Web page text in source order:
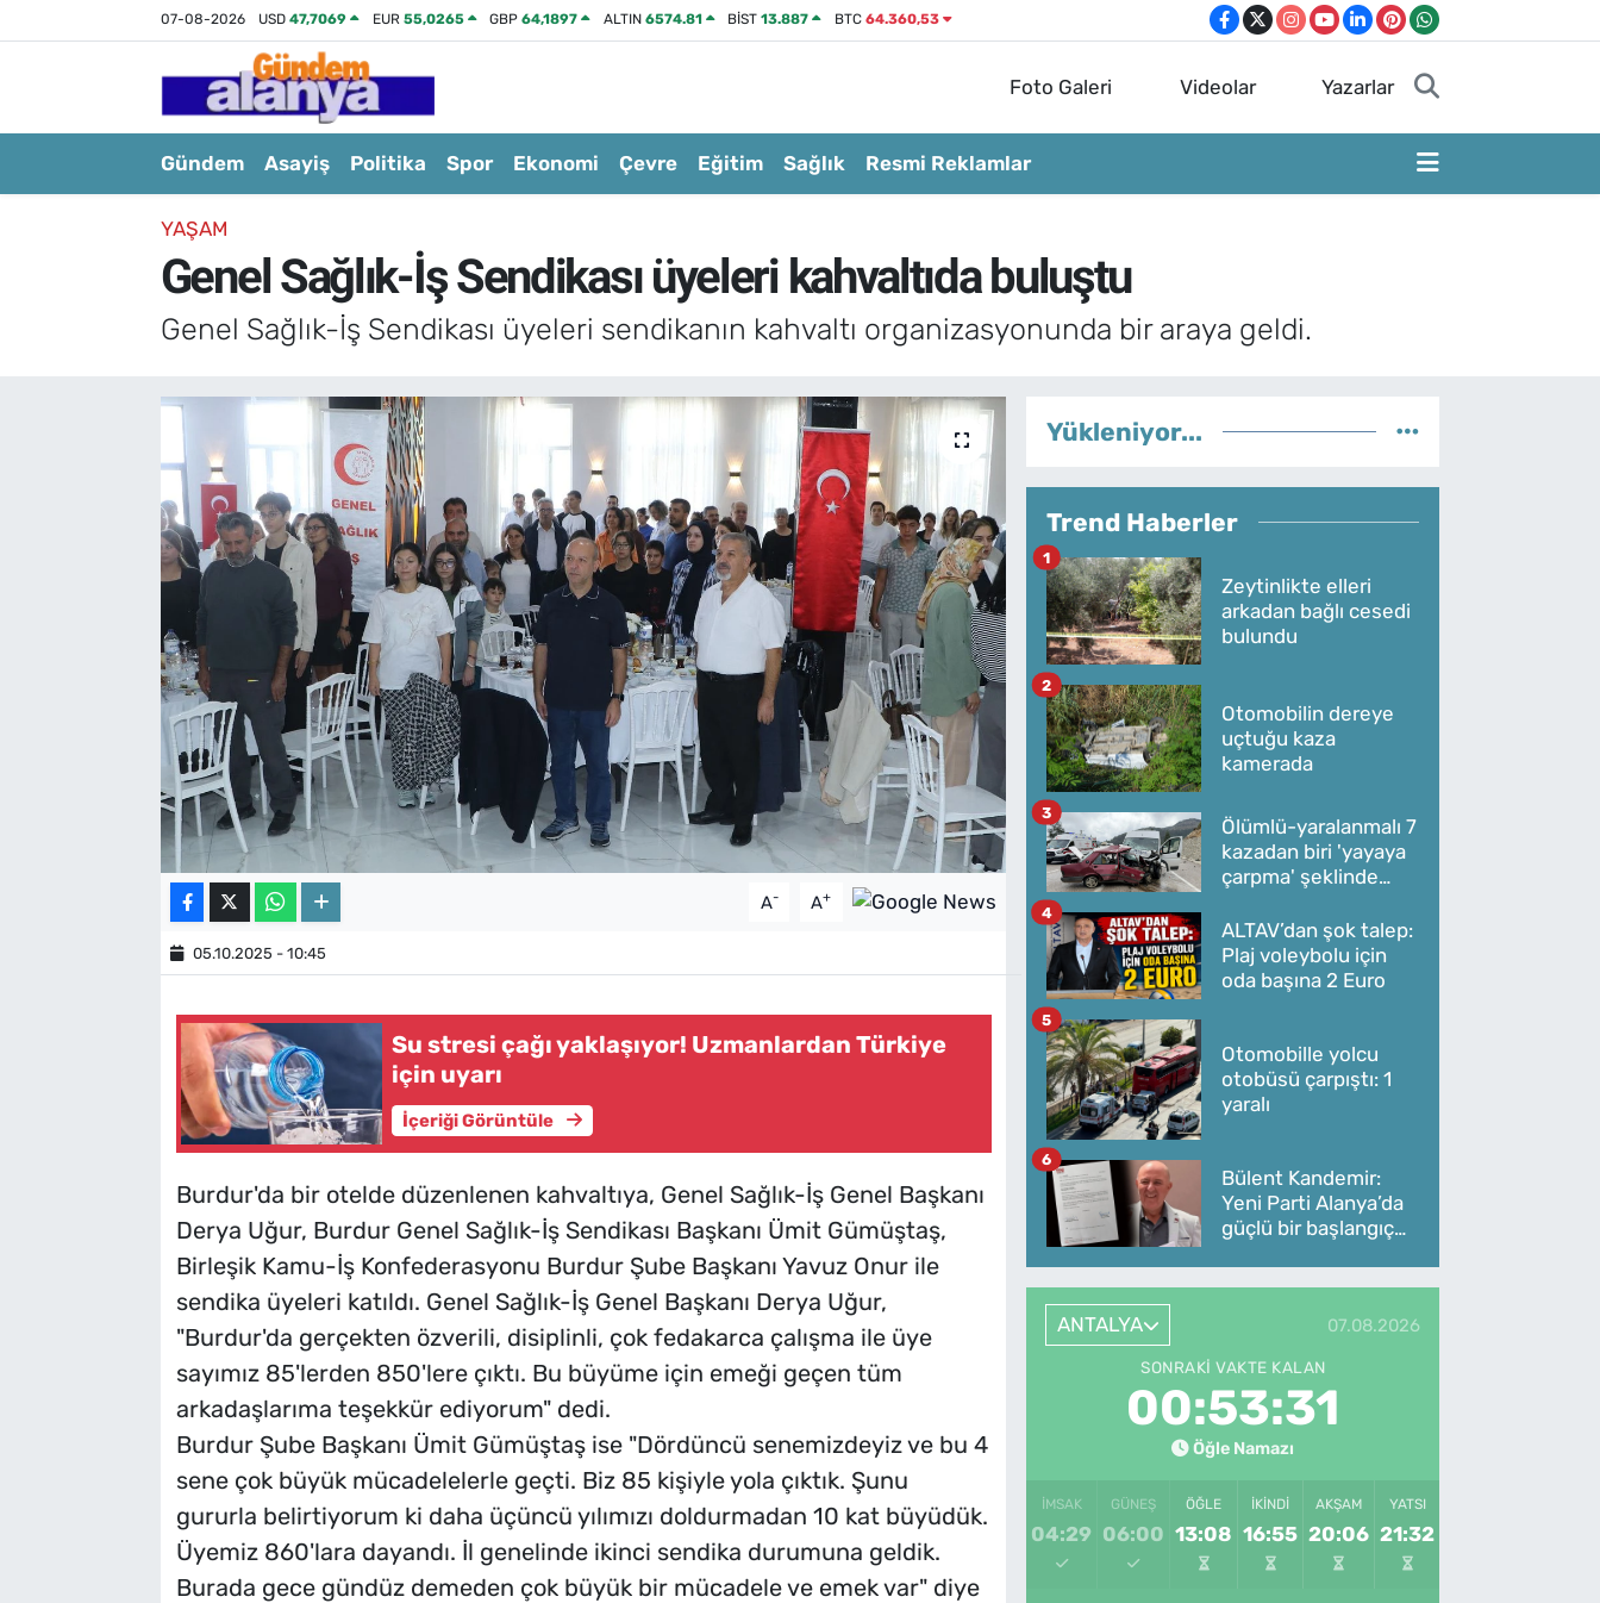
07-08-2026 USD47,7069 EUR 55,0265 GBP64,1897 ALTIN 6574.81 BİST13.887 BTC 64.360,53
Foto Galeri Videolar Yazarlar
Gündem Asayiş Politika Spor Ekonomi Çevre Eğitim Sağlık Resmi Reklamlar
YAŞAM
Genel Sağlık-İş Sendikası üyeleri kahvaltıda buluştu
Genel Sağlık-İş Sendikası üyeleri sendikanın kahvaltı organizasyonunda bir araya geldi.
A- A+
05.10.2025 - 10:45
Su stresi çağı yaklaşıyor! Uzmanlardan Türkiye
için uyarı
İçeriği Görüntüle
Burdur'da bir otelde düzenlenen kahvaltıya, Genel Sağlık-İş Genel Başkanı
Derya Uğur, Burdur Genel Sağlık-İş Sendikası Başkanı Ümit Gümüştaş,
Birleşik Kamu-İş Konfederasyonu Burdur Şube Başkanı Yavuz Onur ile
sendika üyeleri katıldı. Genel Sağlık-İş Genel Başkanı Derya Uğur,
"Burdur'da gerçekten özverili, disiplinli, çok fedakarca çalışma ile üye
sayımız 85'lerden 850'lere çıktı. Bu büyüme için emeği geçen tüm
arkadaşlarıma teşekkür ediyorum" dedi.
Burdur Şube Başkanı Ümit Gümüştaş ise "Dördüncü senemizdeyiz ve bu 4
sene çok büyük mücadelelerle geçti. Biz 85 kişiyle yola çıktık. Şunu
gururla belirtiyorum ki daha üçüncü yılımızı doldurmadan 10 kat büyüdük.
Üyemiz 860'lara dayandı. İl genelinde ikinci sendika durumuna geldik.
Burada gece gündüz demeden çok büyük bir mücadele ve emek var" diye
Yükleniyor...
Trend Haberler
Zeytinlikte elleri
arkadan bağlı cesedi
bulundu
1
Otomobilin dereye
uçtuğu kaza
kamerada
2
Ölümlü-yaralanmalı 7
kazadan biri 'yayaya
çarpma' şeklinde
3
ALTAV’dan şok talep:
Plaj voleybolu için
oda başına 2 Euro
4
Otomobille yolcu
otobüsü çarpıştı: 1
yaralı
5
Bülent Kandemir:
Yeni Parti Alanya’da
güçlü bir başlangıç
6
ANTALYA 07.08.2026
SONRAKI VAKTE KALAN
00:53:31
Öğle Namazı
İMSAK
04:29
GÜNEŞ
06:00
ÖĞLE
13:08
İKINDI
16:55
AKŞAM
20:06
YATSI
21:32